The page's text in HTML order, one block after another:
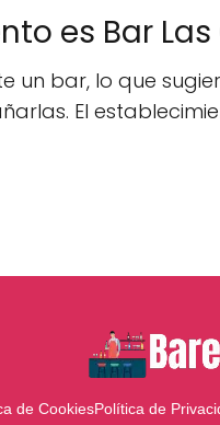
es Bar
un bar, lo que
El
de CookiesPolítica de